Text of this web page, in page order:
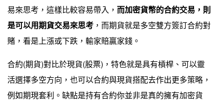
易來思考，這樣比較容易帶入， 而加密貨幣的合約交易，則
是可以用期貨交易來思考 ，而期貨就是多空雙方簽訂合約對
賭，看是上漲或下跌，輸家賠贏家錢。
合約(期貨)對比於現貨(股票)，特色就是具有槓桿、可以靈
活選擇多空方向，也可以合約與現貨搭配去作出更多策略，
例如期現套利。缺點是持有合約你並非是真的擁有加密貨